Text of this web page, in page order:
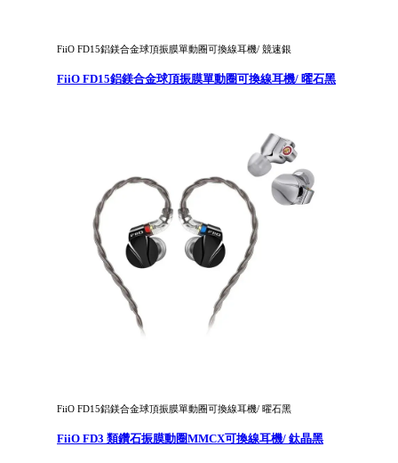
FiiO FD15鋁鎂合金球頂振膜單動圈可換線耳機/ 競速銀
FiiO FD15鋁鎂合金球頂振膜單動圈可換線耳機/ 曜石黑
FiiO FD15鋁鎂合金球頂振膜單動圈可換線耳機/ 曜石黑
FiiO FD3 類鑽石振膜動圈MMCX可換線耳機/ 鈦晶黑